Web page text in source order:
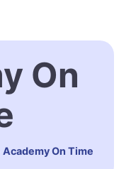
On
Academy On Time